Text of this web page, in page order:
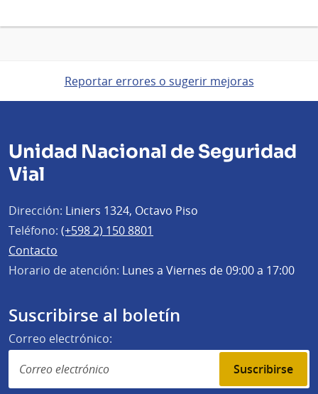
Reportar errores o sugerir mejoras
Unidad Nacional de Seguridad
Vial
Dirección: Liniers 1324, Octavo Piso
Teléfono: (+598 2) 150 8801
Contacto
Horario de atención: Lunes a Viernes de 09:00 a 17:00
Suscribirse al boletín
Correo electrónico:
Suscribirse